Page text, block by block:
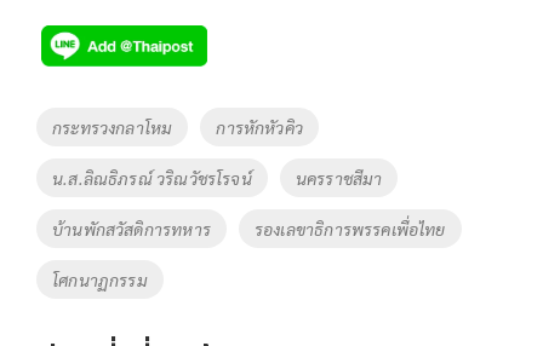
e
b
o
o
k
tt
er
p
y
n
k
Tags
กระทรวงกลาโหม การหักหัวคิว
น.ส.ลิณธิภรณ์ วริณวัชรโรจน์ นครราชสีมา
บ้านพักสวัสดิการทหาร รองเลขาธิการพรรคเพื่อไทย
โศกนาฏกรรม